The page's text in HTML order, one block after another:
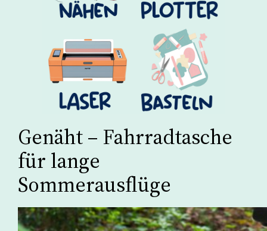
Genäht – Fahrradtasche
für lange
Sommerausflüge